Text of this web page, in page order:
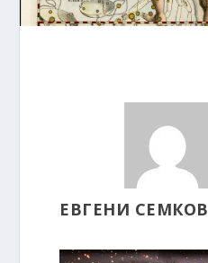
ЕВГЕНИ СЕМКОВ